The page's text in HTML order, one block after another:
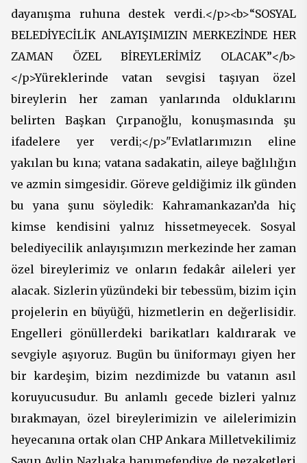
dayanışma ruhuna destek verdi.</p><b>“SOSYAL
BELEDİYECİLİK ANLAYIŞIMIZIN MERKEZİNDE HER
ZAMAN ÖZEL BİREYLERİMİZ OLACAK”</b>
</p>Yüreklerinde vatan sevgisi taşıyan özel
bireylerin her zaman yanlarında olduklarını
belirten Başkan Çırpanoğlu, konuşmasında şu
ifadelere yer verdi;</p>"Evlatlarımızın eline
yakılan bu kına; vatana sadakatin, aileye bağlılığın
ve azmin simgesidir. Göreve geldiğimiz ilk günden
bu yana şunu söyledik: Kahramankazan’da hiç
kimse kendisini yalnız hissetmeyecek. Sosyal
belediyecilik anlayışımızın merkezinde her zaman
özel bireylerimiz ve onların fedakâr aileleri yer
alacak. Sizlerin yüzündeki bir tebessüm, bizim için
projelerin en büyüğü, hizmetlerin en değerlisidir.
Engelleri gönüllerdeki barikatları kaldırarak ve
sevgiyle aşıyoruz. Bugün bu üniformayı giyen her
bir kardeşim, bizim nezdimizde bu vatanın asıl
koruyucusudur. Bu anlamlı gecede bizleri yalnız
bırakmayan, özel bireylerimizin ve ailelerimizin
heyecanına ortak olan CHP Ankara Milletvekilimiz